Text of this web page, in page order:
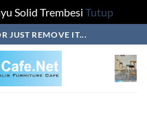
Solid Trembesi Tutup
JUST REMOVE IT...